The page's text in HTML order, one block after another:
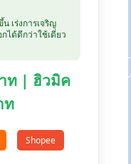
เร่งการเจริญ
ได้ดีกว่าใช้เดี่ยว
าท | ฮิวมิค
ท
Shopee